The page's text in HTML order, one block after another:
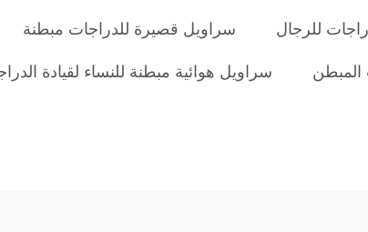
للرجال سراويل قصيرة للدراجات مبطنة
المبطن
سراويل هوائية مبطنة للنساء لقيادة